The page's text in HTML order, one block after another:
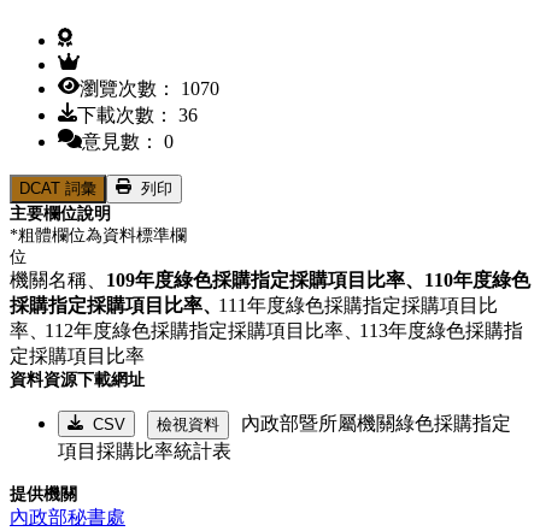
瀏覽次數： 1070
下載次數： 36
意見數： 0
DCAT 詞彙
列印
主要欄位說明
*粗體欄位為資料標準欄
位
機關名稱、 109年度綠色採購指定採購項目比率、 110年度綠色
採購指定採購項目比率、111年度綠色採購指定採購項目比
率、112年度綠色採購指定採購項目比率、113年度綠色採購指
定採購項目比率
資料資源下載網址
CSV 檢視資料
內政部暨所屬機關綠色採購指定
項目採購比率統計表
提供機關
內政部秘書處